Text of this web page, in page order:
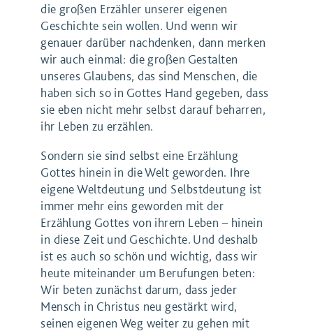
die großen Erzähler unserer eigenen
Geschichte sein wollen. Und wenn wir
genauer darüber nachdenken, dann merken
wir auch einmal: die großen Gestalten
unseres Glaubens, das sind Menschen, die
haben sich so in Gottes Hand gegeben, dass
sie eben nicht mehr selbst darauf beharren,
ihr Leben zu erzählen.
Sondern sie sind selbst eine Erzählung
Gottes hinein in die Welt geworden. Ihre
eigene Weltdeutung und Selbstdeutung ist
immer mehr eins geworden mit der
Erzählung Gottes von ihrem Leben – hinein
in diese Zeit und Geschichte. Und deshalb
ist es auch so schön und wichtig, dass wir
heute miteinander um Berufungen beten:
Wir beten zunächst darum, dass jeder
Mensch in Christus neu gestärkt wird,
seinen eigenen Weg weiter zu gehen mit